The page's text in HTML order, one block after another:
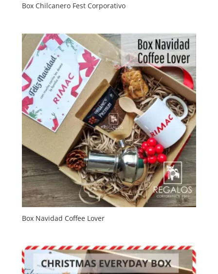
Box Chilcanero Fest Corporativo
Box Navidad Coffee Lover